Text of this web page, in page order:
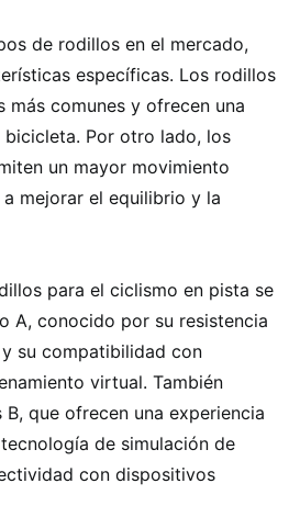
de rodillos en el mercado,
específicas. Los rodillos
comunes y ofrecen una
bicicleta. Por otro lado, los
un mayor movimiento
mejorar el equilibrio y la
para el ciclismo en pista se
A, conocido por su resistencia
su compatibilidad con
virtual. También
que ofrecen una experiencia
de simulación de
con dispositivos